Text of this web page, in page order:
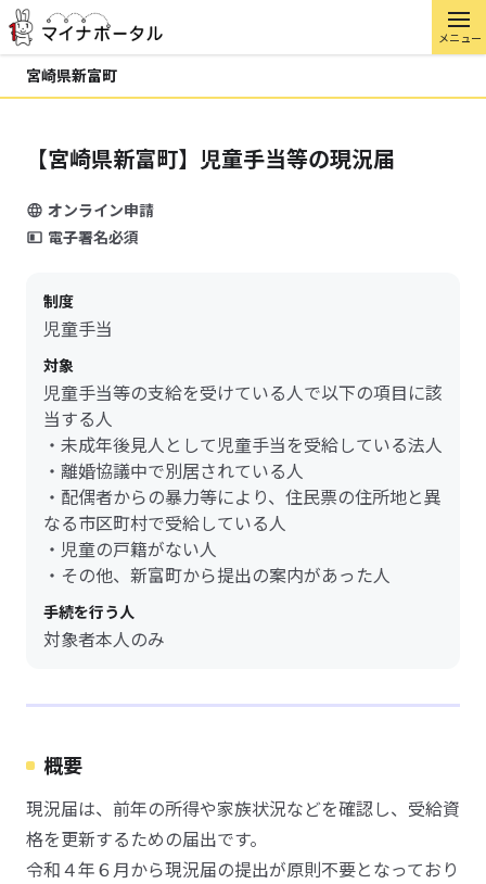
メニュー
宮崎県新富町
【宮崎県新富町】児童手当等の現況届
オンライン申請
電子署名必須
制度
児童手当
対象
児童手当等の支給を受けている人で以下の項目に該
当する人
・未成年後見人として児童手当を受給している法人
・離婚協議中で別居されている人
・配偶者からの暴力等により、住民票の住所地と異
なる市区町村で受給している人
・児童の戸籍がない人
・その他、新富町から提出の案内があった人
手続を行う人
対象者本人のみ
概要
現況届は、前年の所得や家族状況などを確認し、受給資
格を更新するための届出です。
令和４年６月から現況届の提出が原則不要となっており